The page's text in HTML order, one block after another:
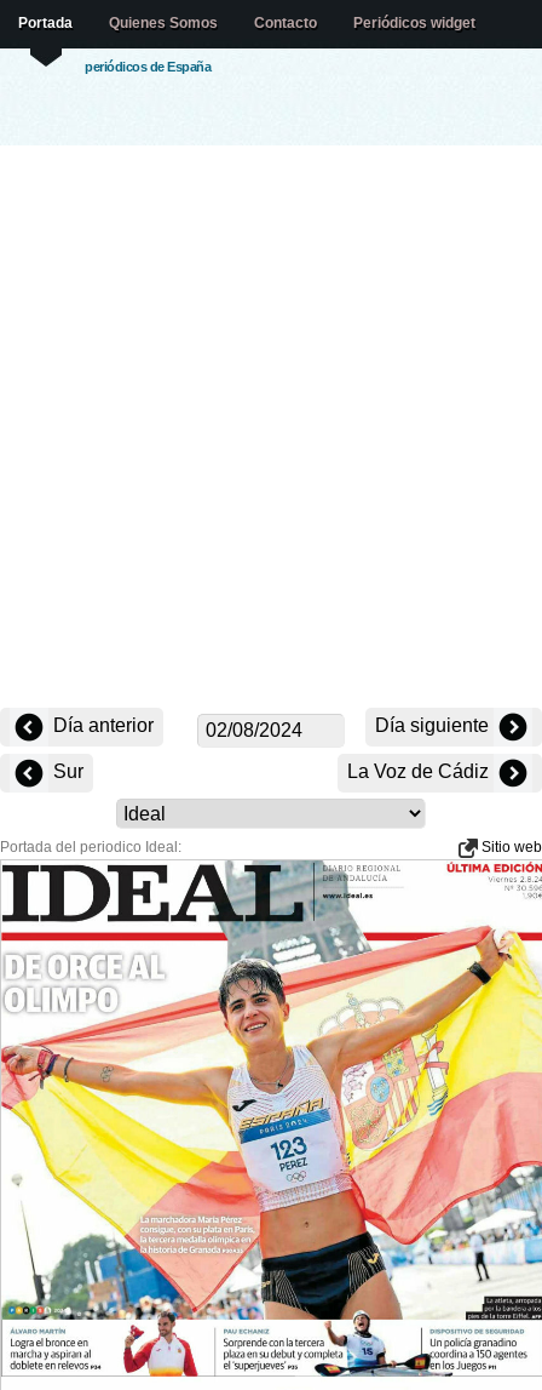
periódicos de España
Portada Quienes Somos Contacto Periódicos widget
Día anterior Día siguiente
Sur La Voz de Cádiz
Portada del periodico Ideal: Sitio web